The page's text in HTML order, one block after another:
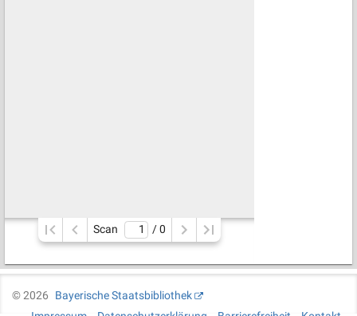
Scan / 0
©2026
Bayerische Staatsbibliothek